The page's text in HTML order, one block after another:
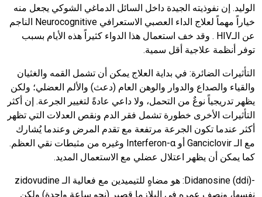
الوليد. إن نفوذيته الجيدة داخل السائل الدماغي الشوكي يجعل منه
خياراً مهماً لعلاج الداء العصبي الاستعرافي Neurocognitive الناجم
عن الـHIV . وقد خف استعمال هذا الدواء كثيراً هذه الأيام بسبب
توفر أنظمة علاجية أقل سمية.
التأثيرات الضائرة: في بداية العلاج يمكن أن تشمل القمه والغثيان
والقياء والصداع والدوار والوهن العام (دعث) والألم العضلي؛ ولكن
يظهر تدريجياً نوعٌ من التحمل، ولا داعي عادةً لتغيير الجرعة. إن أكثر
التأثيرات الأخرى خطورة تشمل فقر الدم ونقص العدلات التي تظهر
أكثر عندما تكون الجرعة مرتفعة مع تقدم المرض وعندما يُشارك
مع الـGanciclovir أوInterferon-α وغيره من مثبطات نقي العظم.
كما يمكن أن يظهر اعتلال عضلي مع الاستعمال المديد.
-
Didanosine (ddi): هو مضاهٍ للتيميدين مع فعالية الـzidovudine
نفسها، ونصف عمره في البلازما قصير (نحو ساعة واحدة) ولكن